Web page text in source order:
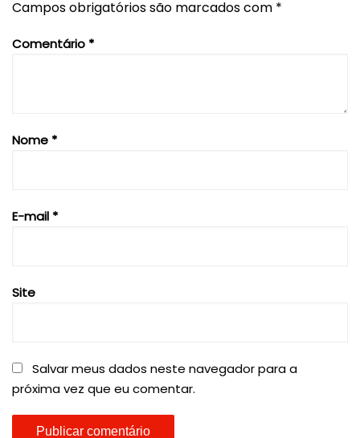
Campos obrigatórios são marcados com *
Comentário *
Nome *
E-mail *
Site
Salvar meus dados neste navegador para a
próxima vez que eu comentar.